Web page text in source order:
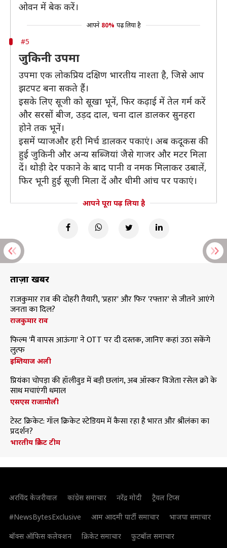
ओवन में बेक करें।
आपने 80% पढ़ लिया है
#5
जुकिनी उपमा
उपमा एक लोकप्रिय दक्षिण भारतीय नाश्ता है, जिसे आप
झटपट बना सकते हैं।
इसके लिए सूजी को सूखा भूनें, फिर कढ़ाई में तेल गर्म करें
और सरसों बीज, उड़द दाल, चना दाल डालकर सुनहरा
होने तक भूनें।
इसमें प्याजऔर हरी मिर्च डालकर पकाएं। अब कदूकस की
हुई जुकिनी और अन्य सब्जियां जैसे गाजर और मटर मिला
दें। थोड़ी देर पकाने के बाद पानी व नमक मिलाकर उबालें,
फिर भूनी हुई सूजी मिला दें और धीमी आंच पर पकाएं।
आपने पूरा पढ़ लिया है
ताज़ा खबरें
राजकुमार राव की दोहरी तैयारी, 'प्रहार' और फिर 'रफ्तार' से जीतने आएंगे
जनता का दिल?
राजकुमार राव
फिल्म 'मैं वापस आऊंगा' ने OTT पर दी दस्तक, जानिए कहां उठा सकेंगे
लुत्फ
इम्तियाज अली
प्रियंका चोपड़ा की हॉलीवुड में बड़ी छलांग, अब ऑस्कर विजेता रसेल क्रो के
साथ मचाएंगी धमाल
एसएस राजामौली
टेस्ट क्रिकेट: गॉल क्रिकेट स्टेडियम में कैसा रहा है भारत और श्रीलंका का
प्रदर्शन?
भारतीय क्रिकेट टीम
अरविंद केजरीवाल कांग्रेस समाचार नरेंद्र मोदी
ट्रैवल टिप्स
#NewsBytesExclusive
आम आदमी पार्टी समाचार
भाजपा समाचार
बॉक्स ऑफिस कलेक्शन
क्रिकेट समाचार फुटबॉल समाचार